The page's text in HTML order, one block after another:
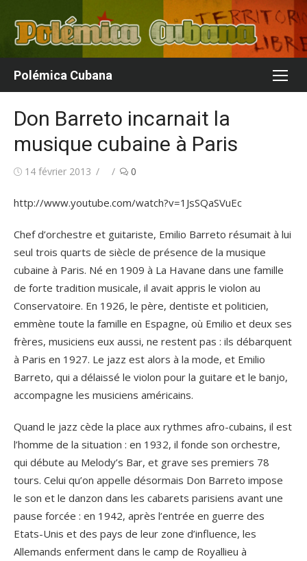
contenu
Polémica Cubana
Don Barreto incarnait la
musique cubaine à Paris
Publié14 février 2013 Auteur/autrice
0
http://www.youtube.com/watch?v=1JsSQaSVuEc
Chef d’orchestre et guitariste, Emilio Barreto résumait à lui
seul trois quarts de siècle de présence de la musique
cubaine à Paris. Né en 1909 à La Havane dans une famille
de forte tradition musicale, il avait appris le violon au
Conservatoire. En 1926, le père, dentiste et politicien,
emmène toute la famille en Espagne, où Emilio et deux ses
frères, musiciens eux aussi, ne restent pas : ils débarquent
à Paris en 1927. Le jazz est alors à la mode, et Emilio
Barreto, qui a délaissé le violon pour la guitare et le banjo,
accompagne les musiciens américains.
Quand le jazz cède la place aux rythmes afro-cubains, il est
l’homme de la situation : en 1932, il fonde son orchestre,
qui débute au Melody’s Bar, et grave ses premiers 78
tours. Celui qu’on appelle désormais Don Barreto impose
le son et le danzon dans les cabarets parisiens avant une
pause forcée : en 1942, après l’entrée en guerre des
Etats-Unis et des pays de leur zone d’influence, les
Allemands enferment dans le camp de Royallieu à